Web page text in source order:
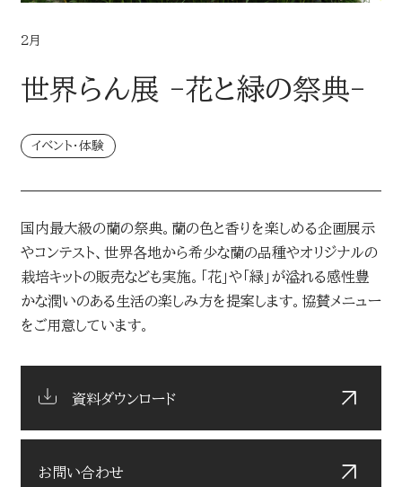
ターゲットメディア
デジタル広告配信
AWARD
読売新聞の広告賞 トップ
CONTACT
お問い合わせ
DOWNLOADS
資料ダウンロード
NEWSLETTER
2月
世界らん展 -花と緑の祭典-
イベント・体験
国内最大級の蘭の祭典。蘭の色と香りを楽しめる企画展示
やコンテスト、世界各地から希少な蘭の品種やオリジナルの
栽培キットの販売なども実施。「花」や「緑」が溢れる感性豊
かな潤いのある生活の楽しみ方を提案します。協賛メニュー
をご用意しています。
資料ダウンロード
お問い合わせ